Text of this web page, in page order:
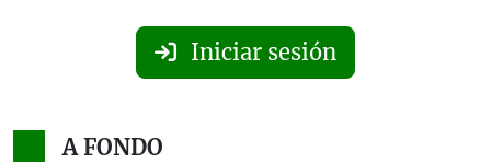
Iniciar sesión
A FONDO